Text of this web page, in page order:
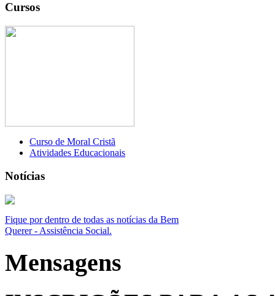
Cursos
Curso de Moral Cristã
Atividades Educacionais
Notícias
Fique por dentro de todas as notícias da Bem
Querer - Assistência Social.
Mensagens